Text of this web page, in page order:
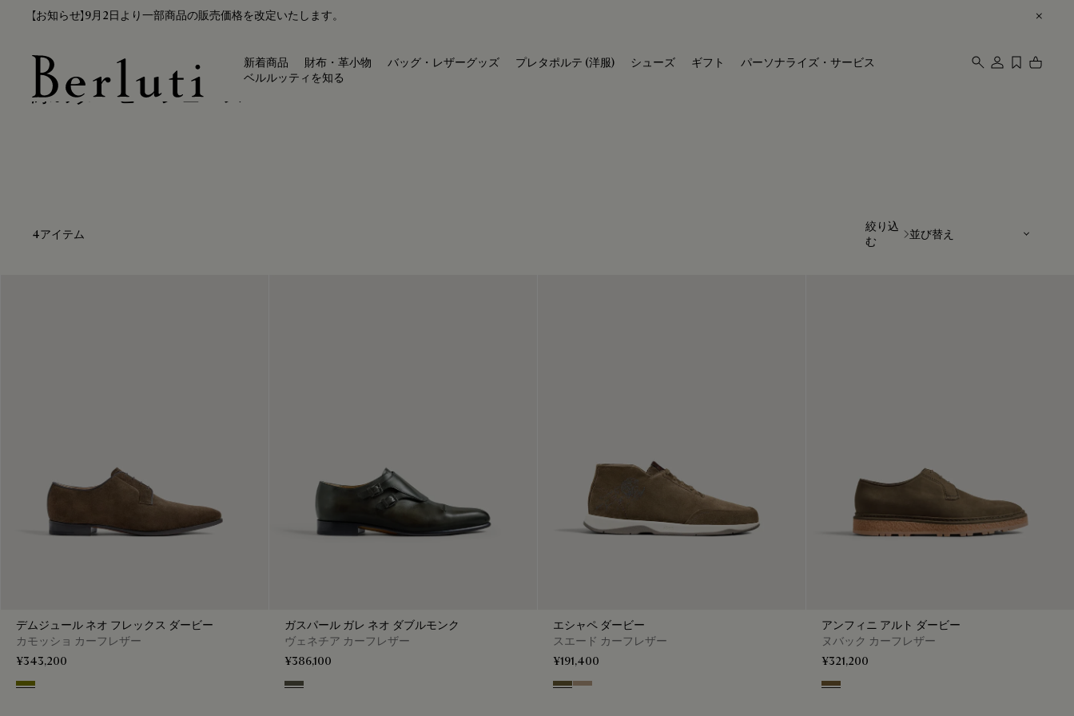
【お知らせ】9月2日より一部商品の販売価格を改定いたします。
Berluti homepage
新着商品 財布・革小物 バッグ・レザーグッズ プレタポルテ (洋服) シューズ ギフト
パーソナライズ・サービス
ベルルッティを知る
緑のダービーシューズ
4アイテム
絞り込
む
デムジュール ネオ フレックス ダービー
カモッショ カーフレザー
¥343,200
Olive Green
ガスパール ガレ ネオ ダブルモンク
ヴェネチア カーフレザー
¥386,100
Selva Oscura
エシャペ ダービー
スエード カーフレザー
¥191,400
Pine Green
Beige
アンフィニ アルト ダービー
ヌバック カーフレザー
¥321,200
Kaki